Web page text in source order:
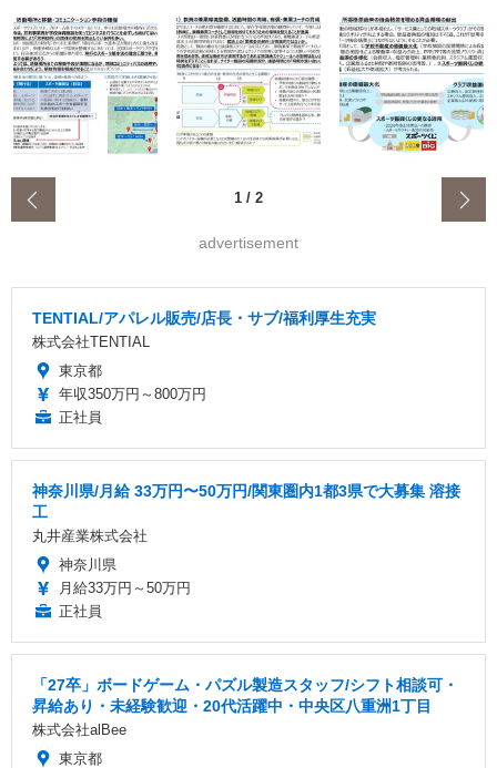
1 / 2
advertisement
TENTIAL/アパレル販売/店長・サブ/福利厚生充実
株式会社TENTIAL
東京都
年収350万円～800万円
正社員
神奈川県/月給 33万円〜50万円/関東圏内1都3県で大募集 溶接
工
丸井産業株式会社
神奈川県
月給33万円～50万円
正社員
「27卒」ボードゲーム・パズル製造スタッフ/シフト相談可・
昇給あり・未経験歓迎・20代活躍中・中央区八重洲1丁目
株式会社alBee
東京都